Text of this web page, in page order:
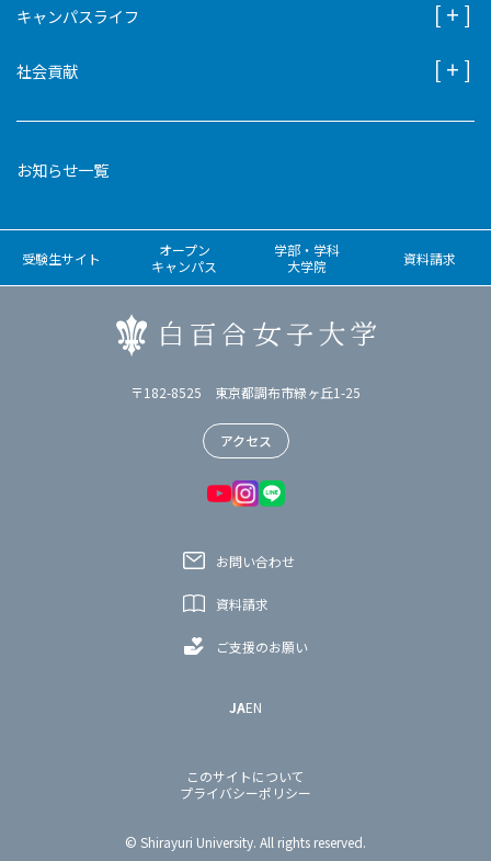
キャンパスライフ
社会貢献
お知らせ一覧
受験生サイト
オープン
キャンパス
学部・学科
大学院
資料請求
〒182-8525 東京都調布市緑ヶ丘1-25
アクセス
お問い合わせ
資料請求
ご支援のお願い
JAEN
このサイトについて
プライバシーポリシー
© Shirayuri University. All rights reserved.